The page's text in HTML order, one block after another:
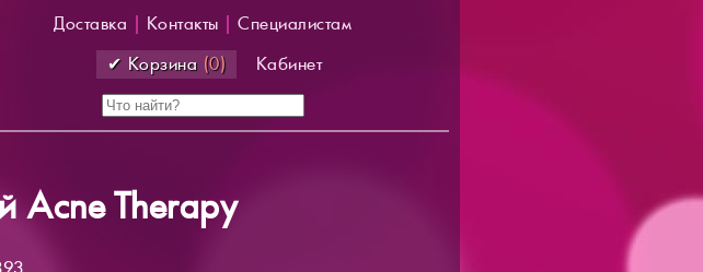
Доставка Контакты
Специалистам
✔ Корзина (0) Кабинет
Acne Therapy